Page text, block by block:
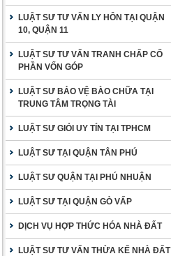
LUẬT SƯ TƯ VẤN LY HÔN TẠI QUẬN
10, QUẬN 11
LUẬT SƯ TƯ VẤN TRANH CHẤP CỐ
PHẦN VỐN GÓP
LUẬT SƯ BẢO VỆ BÀO CHỮA TẠI
TRUNG TÂM TRỌNG TÀI
LUẬT SƯ GIỎI UY TÍN TẠI TPHCM
LUẬT SƯ TẠI QUẬN TÂN PHÚ
LUẬT SƯ QUẬN TẠI PHÚ NHUẬN
LUẬT SƯ TẠI QUẬN GÒ VẤP
DỊCH VỤ HỢP THỨC HÓA NHÀ ĐẤT
LUẬT SƯ TƯ VẤN THỪA KẾ NHÀ ĐẤT